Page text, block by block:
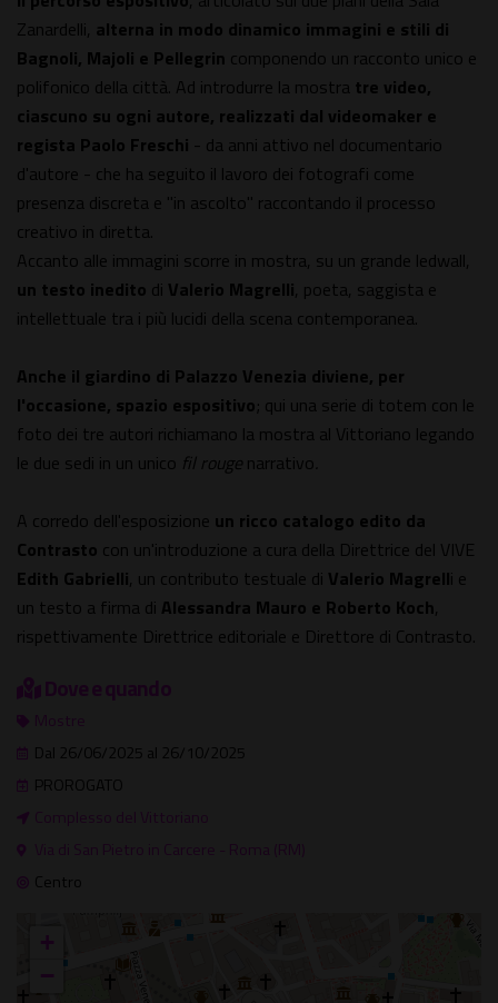
Zanardelli, alterna in modo dinamico immagini e stili di
Bagnoli, Majoli e Pellegrin componendo un racconto unico e
polifonico della città. Ad introdurre la mostra tre video,
ciascuno su ogni autore, realizzati dal videomaker e
regista Paolo Freschi - da anni attivo nel documentario
d'autore - che ha seguito il lavoro dei fotografi come
presenza discreta e "in ascolto" raccontando il processo
creativo in diretta.
Accanto alle immagini scorre in mostra, su un grande ledwall,
un testo inedito di Valerio Magrelli, poeta, saggista e
intellettuale tra i più lucidi della scena contemporanea.
Anche il giardino di Palazzo Venezia diviene, per
l'occasione, spazio espositivo; qui una serie di totem con le
foto dei tre autori richiamano la mostra al Vittoriano legando
le due sedi in un unico fil rouge narrativo
A corredo dell'esposizione un ricco catalogo edito da
Contrasto con un'introduzione a cura della Direttrice del VIVE
Edith Gabrielli, un contributo testuale di Valerio Magrelli e
un testo a firma di Alessandra Mauro e Roberto Koch,
rispettivamente Direttrice editoriale e Direttore di Contrasto.
Dove e quando
Mostre
Dal 26/06/2025 al 26/10/2025
PROROGATO
Complesso del Vittoriano
Via di San Pietro in Carcere - Roma (RM)
Centro
+
−